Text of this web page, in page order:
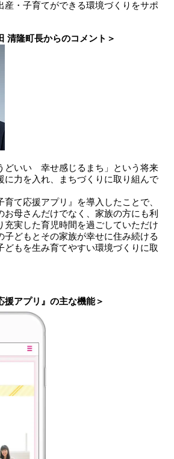
産・子育てができる環境づくりをサポ
清隆町長からのコメント＞
どいい 幸せ感じるまち」という将来
に力を入れ、まちづくりに取り組んで
て応援アプリ』を導入したことで、
お母さんだけでなく、家族の方にも利
充実した育児時間を過ごしていただけ
子どもとその家族が幸せに住み続ける
どもを生み育てやすい環境づくりに取
アプリ』の主な機能＞